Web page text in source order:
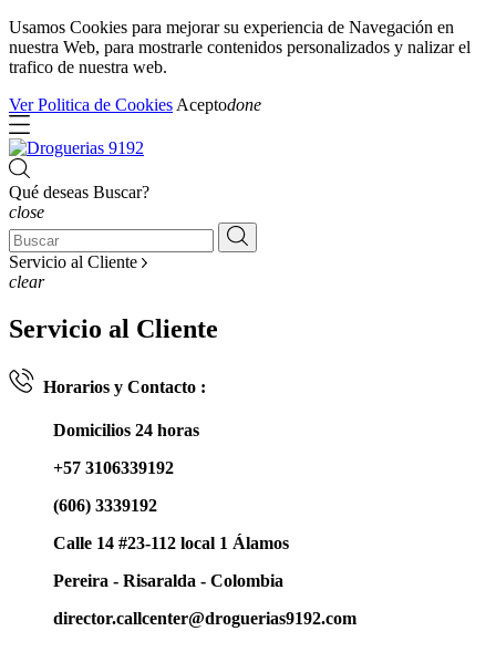
Usamos Cookies para mejorar su experiencia de Navegación en
nuestra Web, para mostrarle contenidos personalizados y nalizar el
trafico de nuestra web.
Ver Politica de Cookies Aceptodone
Qué deseas Buscar?
close
Servicio al Cliente
clear
Servicio al Cliente
Horarios y Contacto :
Domicilios 24 horas
+57 3106339192
(606) 3339192
Calle 14 #23-112 local 1 Álamos
Pereira - Risaralda - Colombia
director.callcenter@droguerias9192.com